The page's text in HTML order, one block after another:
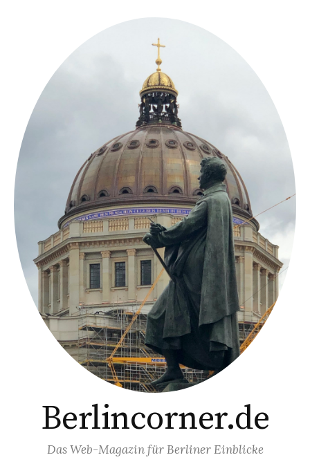
Berlincorner.de
Das Web-Magazin für Berliner Einblicke